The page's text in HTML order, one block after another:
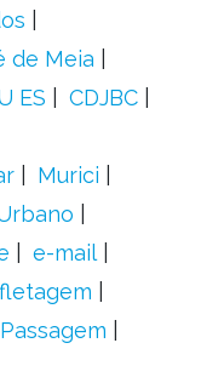
de Meia
ES
CDJBC
Murici
e-mail
Passagem